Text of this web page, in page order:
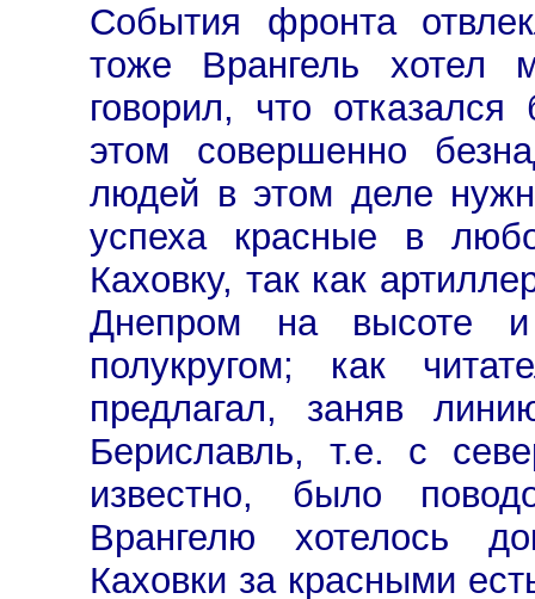
События фронта
тоже Врангель хотел
говорил, что
этом совершенно
людей в этом деле
успеха красные в
Каховку, так как
Днепром на высоте и
полукругом; как
предлагал, заняв
Бериславль, т.е. с
известно, было
Врангелю хотелось
Каховки за красными